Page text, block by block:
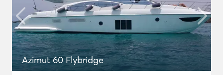
Azimut 60 Flybridge